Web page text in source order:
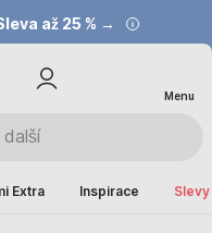
až 25 % →
40 % →
Menu
Extra Inspirace